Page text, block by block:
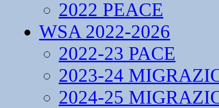
2022 PEACE
WSA 2022-2026
2022-23 PACE
2023-24
2024-25